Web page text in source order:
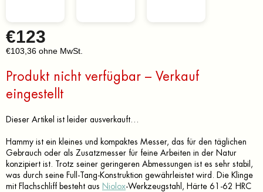
€123
€103,36 ohne MwSt.
Produkt nicht verfügbar – Verkauf
eingestellt
Dieser Artikel ist leider ausverkauft…
Hammy ist ein kleines und kompaktes Messer, das für den täglichen
Gebrauch oder als Zusatzmesser für feine Arbeiten in der Natur
konzipiert ist. Trotz seiner geringeren Abmessungen ist es sehr stabil,
was durch seine Full-Tang-Konstruktion gewährleistet wird. Die Klinge
mit Flachschliff besteht aus Niolox-Werkzeugstahl, Härte 61-62 HRC